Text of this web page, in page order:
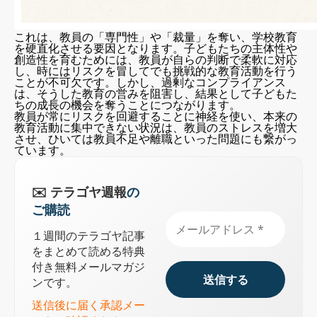
これは、教員の「専門性」や「裁量」を奪い、学校教育
を硬直化させる要因となります。子どもたちの主体性や
創造性を育むためには、教員が自らの判断で柔軟に対応
し、時にはリスクを冒してでも挑戦的な教育活動を行う
ことが不可欠です。しかし、過剰なコンプライアンス
は、そうした教育の営みを阻害し、結果として子どもた
ちの成長の機会を奪うことにつながります。
教員が常にリスクを回避することに神経を使い、本来の
教育活動に集中できない状況は、教員のストレスを増大
させ、ひいては教員不足や離職といった問題にも繋がっ
ています。
✉️ テラゴヤ週報の
ご購読
１週間のテラゴヤ記事
をまとめて読める特典
付き無料メールマガジ
ンです。
送信後に届く承認メー